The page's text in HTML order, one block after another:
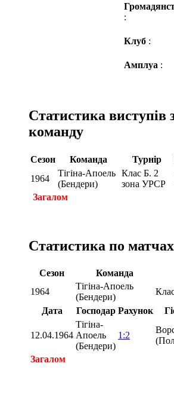
:
Клуб :
Амплуа :
Статистика виступів
команду
Сезон Команда Турнір
1964
Тігіна-Апоель
(Бендери)
Клас Б. 2
зона УРСР
Загалом
Статистика по матчах
Сезон Команда
1964
Тігіна-Апоель
(Бендери)
Дата
Господар Рахунок
12.04.1964
Тігіна-
Апоель
(Бендери)
1:2
Загалом